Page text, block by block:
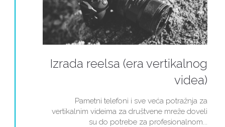
Izrada reelsa (era vertikalnog
videa)
Pametni telefoni i sve veća potražnja za
vertikalnim videima za društvene mreže doveli
su do potrebe za profesionalnom...